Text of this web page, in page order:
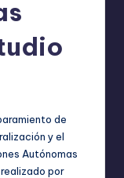
de
y el
Autónomas
por